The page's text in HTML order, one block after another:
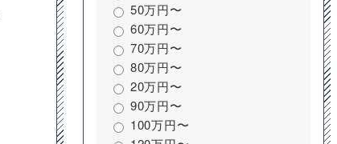
50万円〜
60万円〜
70万円〜
80万円〜
20万円〜
90万円〜
100万円〜